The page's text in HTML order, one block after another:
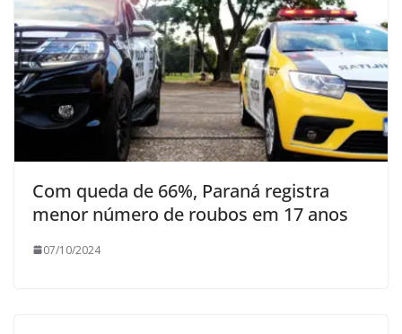
Com queda de 66%, Paraná registra
menor número de roubos em 17 anos
07/10/2024